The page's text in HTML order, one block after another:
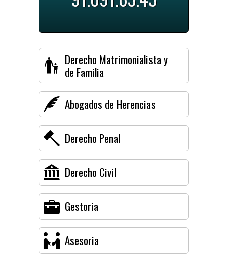
Derecho Matrimonialista y
de Familia
Abogados de Herencias
Derecho Penal
Derecho Civil
Gestoria
Asesoria